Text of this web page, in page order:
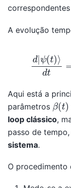
A evolução
d|ψ(t)⟩
Aqui está a
parâmetros β(t)
loop clássico,
passo de
sistema.
O procedimento